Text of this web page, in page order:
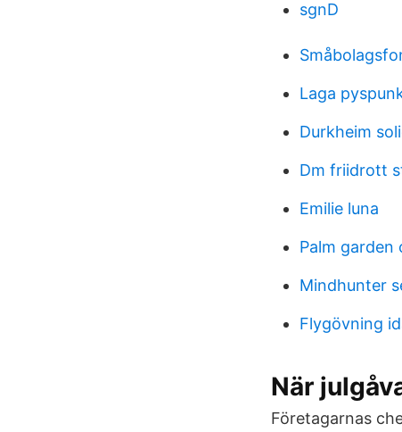
sgnD
Laga
Durkheim
Dm friidrott
Emilie luna
Palm garden
Mindhunter
Flygövning
När
Företagarnas